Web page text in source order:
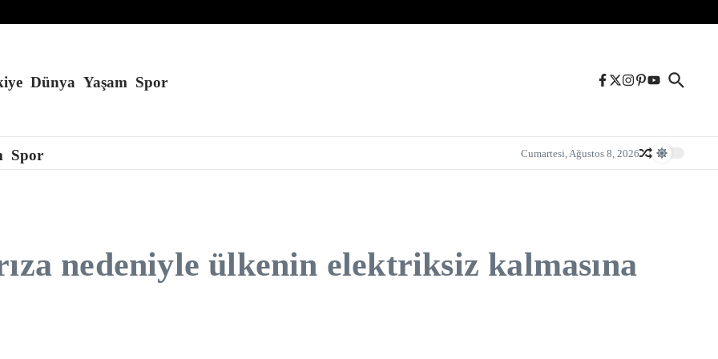
çalışmak 10 gün süreyle yasaklandı
Dünya Yaşam Spor
Spor Cumartesi, Ağustos 8, 2026
nedeniyle ülkenin elektriksiz kalmasına